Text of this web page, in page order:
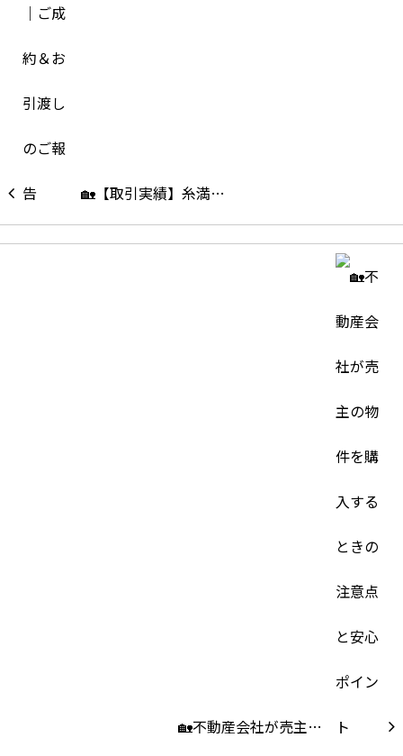
🏡【取引実績】糸満…
🏡不動産会社が売主…